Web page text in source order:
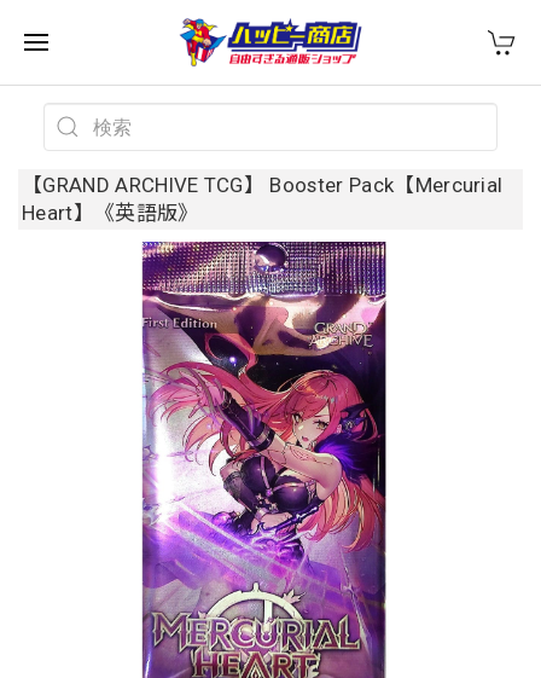
【GRAND ARCHIVE TCG】 Booster Pack【Mercurial
Heart】《英語版》